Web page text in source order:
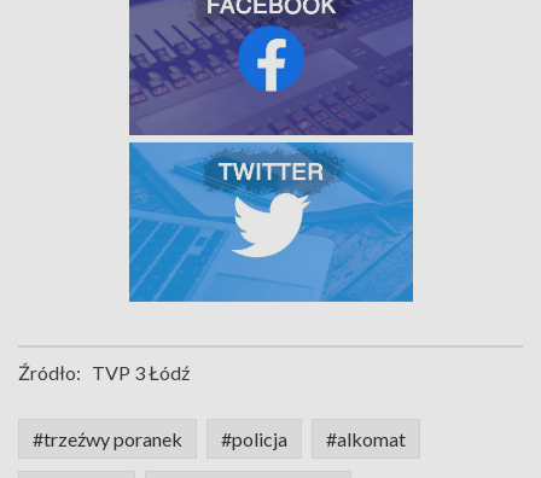
Źródło: TVP 3 Łódź
#trzeźwy poranek #policja #alkomat